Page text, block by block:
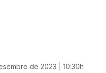
de 2023 | 10:30h